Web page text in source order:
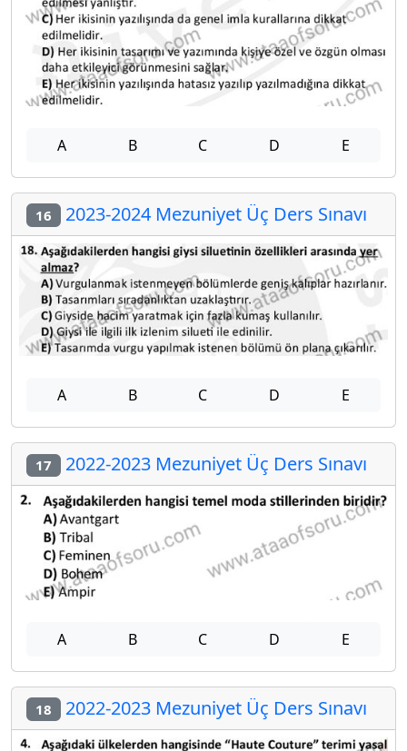
A B C D E
16 2023-2024 Mezuniyet Üç Ders Sınavı
A B C D E
17 2022-2023 Mezuniyet Üç Ders Sınavı
A B C D E
18 2022-2023 Mezuniyet Üç Ders Sınavı